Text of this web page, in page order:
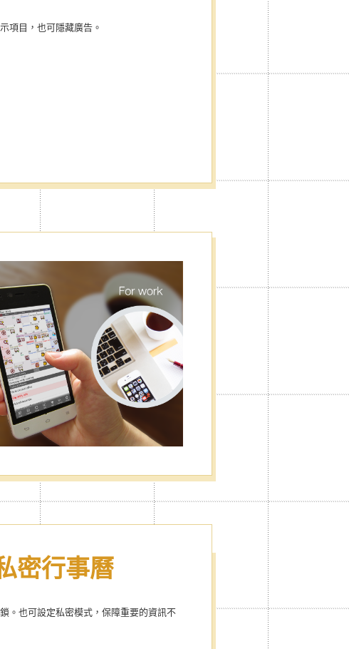
項目，也可隱藏廣告。
密行事曆
。也可設定私密模式，保障重要的資訊不